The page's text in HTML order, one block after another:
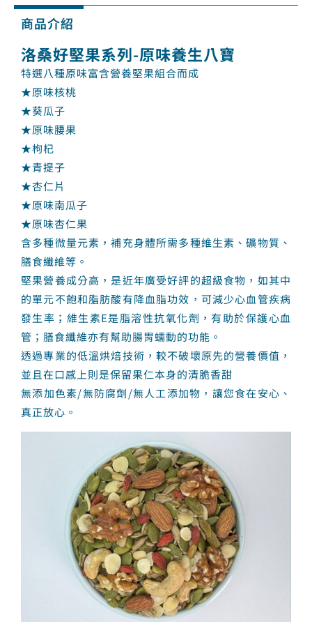
商品介紹
洛桑好堅果系列-原味養生八寶
特選八種原味富含營養堅果組合而成
★原味核桃
★葵瓜子
★原味腰果
★枸杞
★青提子
★杏仁片
★原味南瓜子
★原味杏仁果
含多種微量元素，補充身體所需多種維生素、礦物質、
膳食纖維等。
堅果營養成分高，是近年廣受好評的超級食物，如其中
的單元不飽和脂肪酸有降血脂功效，可減少心血管疾病
發生率；維生素E是脂溶性抗氧化劑，有助於保護心血
管；膳食纖維亦有幫助腸胃蠕動的功能。
透過專業的低溫烘焙技術，較不破壞原先的營養價值，
並且在口感上則是保留果仁本身的清脆香甜
無添加色素/無防腐劑/無人工添加物，讓您食在安心、
真正放心。